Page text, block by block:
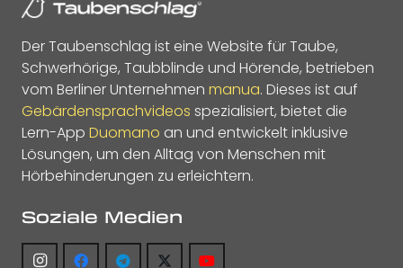
Der Taubenschlag ist eine Website für Taube,
Schwerhörige, Taubblinde und Hörende, betrieben
vom Berliner Unternehmen manua. Dieses ist auf
Gebärdensprachvideos spezialisiert, bietet die
Lern-App Duomano an und entwickelt inklusive
Lösungen, um den Alltag von Menschen mit
Hörbehinderungen zu erleichtern.
Soziale Medien